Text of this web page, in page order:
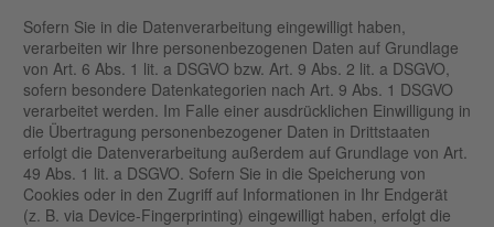
Sofern Sie in die Datenverarbeitung eingewilligt haben,
verarbeiten wir Ihre personenbezogenen Daten auf Grundlage
von Art. 6 Abs. 1 lit. a DSGVO bzw. Art. 9 Abs. 2 lit. a DSGVO,
sofern besondere Datenkategorien nach Art. 9 Abs. 1 DSGVO
verarbeitet werden. Im Falle einer ausdrücklichen Einwilligung in
die Übertragung personenbezogener Daten in Drittstaaten
erfolgt die Datenverarbeitung außerdem auf Grundlage von Art.
49 Abs. 1 lit. a DSGVO. Sofern Sie in die Speicherung von
Cookies oder in den Zugriff auf Informationen in Ihr Endgerät
(z. B. via Device-Fingerprinting) eingewilligt haben, erfolgt die